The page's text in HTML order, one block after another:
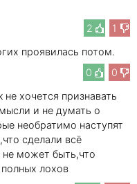
2
1
проявилась потом.
0
0
хочется признавать
и не думать о
необратимо наступят
сделали всё
не может быть,что
лохов